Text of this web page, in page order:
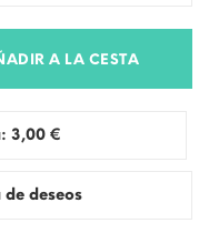
A LA CESTA
Pedir muestra: 3,00 €
deseos